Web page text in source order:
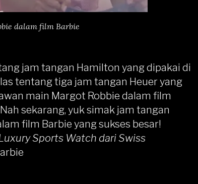
dalam film Barbie
jam tangan Hamilton yang dipakai di
tentang tiga jam tangan Heueryang
main Margot Robbie dalam film
sekarang, yuk simak jam tangan
film Barbie yang sukses besar!
Sports Watch dari Swiss